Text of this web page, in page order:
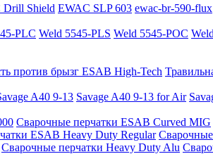
Drill Shield EWAC SLP 603 ewac-br-590-flux
PLC Weld 5545-PLS Weld 5545-POC
против брызг ESAB High-Tech
A40 9-13 Savage A40 9-13 for Air
Сварочные перчатки ESAB Curved MIG
ESAB Heavy Duty Regular
Сварочные перчатки Heavy Duty Alu